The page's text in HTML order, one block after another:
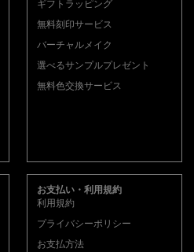
ギフトラッピング
無料刻印サービス
バーチャルメイク
選べるサンプルプレゼント
無料色交換サービス
お支払い・利用規約
利用規約
プライバシーポリシー
お支払方法